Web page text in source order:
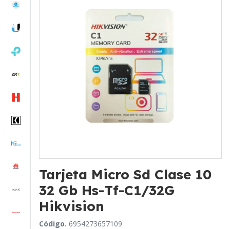
Tarjeta Micro Sd Clase 10
32 Gb Hs-Tf-C1/32G
Hikvision
Código. 6954273657109